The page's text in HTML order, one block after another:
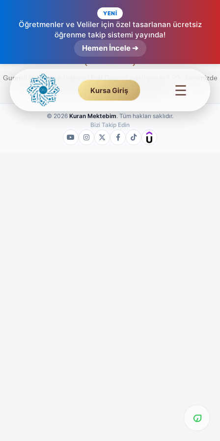
YENİ
Öğretmenler ve Veliler için özel tasarlanan ücretsiz
öğrenme takip sistemi yayında!
Hemen İncele ➔
Kursa Giriş ☰
İdgam Meal Gunne – Etkileşimli Tecvid
(20. Ders)
Gunneli birleştirme (İdgam Meal Gunne) nasıl yapılır? 20. dersimizde
burundan ses getirme tekniğini öğrenin.
© 2026 Kuran Mektebim. Tüm hakları saklıdır.
Bizi Takip Edin